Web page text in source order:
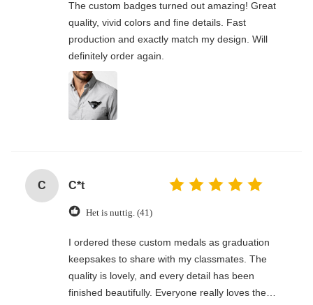
The custom badges turned out amazing! Great
quality, vivid colors and fine details. Fast
production and exactly match my design. Will
definitely order again.
C C*t
Het is nuttig. (41)
I ordered these custom medals as graduation
keepsakes to share with my classmates. The
quality is lovely, and every detail has been
finished beautifully. Everyone really loves the